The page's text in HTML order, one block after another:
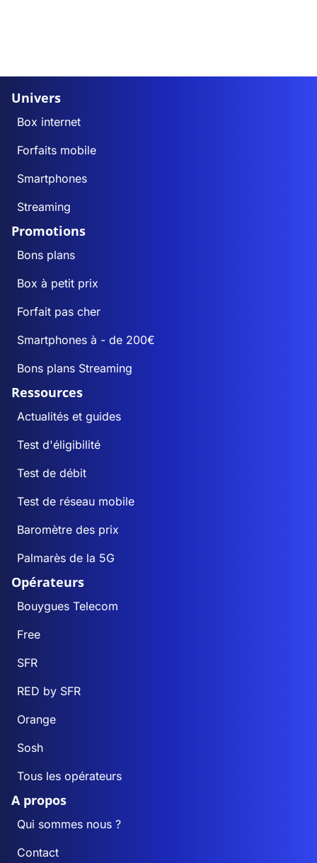
Univers
Box internet
Forfaits mobile
Smartphones
Streaming
Promotions
Bons plans
Box à petit prix
Forfait pas cher
Smartphones à - de 200€
Bons plans Streaming
Ressources
Actualités et guides
Test d'éligibilité
Test de débit
Test de réseau mobile
Baromètre des prix
Palmarès de la 5G
Opérateurs
Bouygues Telecom
Free
SFR
RED by SFR
Orange
Sosh
Tous les opérateurs
A propos
Qui sommes nous ?
Contact